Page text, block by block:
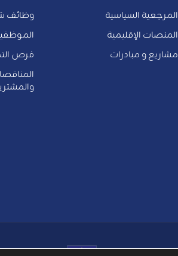
وظائف
فرص
المرجعية السياسية
المنصات الإقليمية
مشاريع و مبادرات